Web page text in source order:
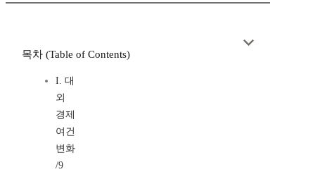
목차 (Table of Contents)
I. 대
외
경제
여건
변화
/9